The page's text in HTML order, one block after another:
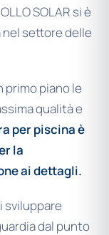
SOLAR si è
settore delle
primo piano le
qualità e
per piscina è
la
ai dettagli.
sviluppare
dal punto